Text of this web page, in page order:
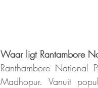
Waar ligt Rantambore
Ranthambore National
Madhopur. Vanuit